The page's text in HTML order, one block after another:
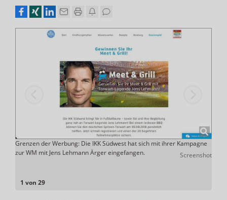
1 von 29
Grenzen der Werbung: Die IKK Südwest hat sich mit ihrer Kampagne
zur WM mit Jens Lehmann Ärger eingefangen.
Screenshot